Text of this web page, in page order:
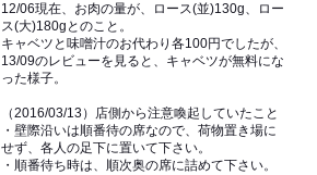
12/06現在、お肉の量が、ロース(並)130g、ロー
ス(大)180gとのこと。
キャベツと味噌汁のお代わり各100円でしたが、
13/09のレビューを見ると、キャベツが無料にな
った様子。
（2016/03/13）店側から注意喚起していたこと
・壁際沿いは順番待の席なので、荷物置き場に
せず、各人の足下に置いて下さい。
・順番待ち時は、順次奥の席に詰めて下さい。